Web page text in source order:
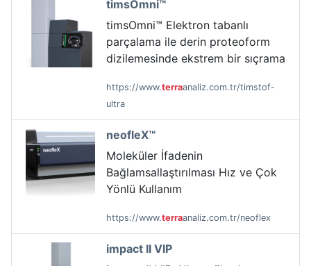
timsOmni™
timsOmni™ Elektron tabanlı
parçalama ile derin proteoform
dizilemesinde ekstrem bir sıçrama
https://www.terraanaliz.com.tr/timstof-
ultra
neofleX™
Moleküler İfadenin
Bağlamsallaştırılması Hız ve Çok
Yönlü Kullanım
https://www.terraanaliz.com.tr/neoflex
impact II VIP